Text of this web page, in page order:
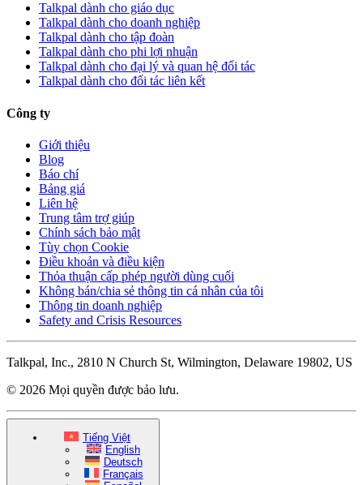
Talkpal dành cho giáo dục
Talkpal dành cho doanh nghiệp
Talkpal dành cho tập đoàn
Talkpal dành cho phi lợi nhuận
Talkpal dành cho đại lý và quan hệ đối tác
Talkpal dành cho đối tác liên kết
Công ty
Giới thiệu
Blog
Báo chí
Bảng giá
Liên hệ
Trung tâm trợ giúp
Chính sách bảo mật
Tùy chọn Cookie
Điều khoản và điều kiện
Thỏa thuận cấp phép người dùng cuối
Không bán/chia sẻ thông tin cá nhân của tôi
Thông tin doanh nghiệp
Safety and Crisis Resources
Talkpal, Inc., 2810 N Church St, Wilmington, Delaware 19802, US
© 2026 Mọi quyền được bảo lưu.
Tiếng Việt
English
Deutsch
Français